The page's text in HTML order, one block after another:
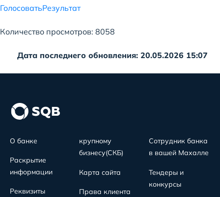
ГолосоватьРезультат
Количество просмотров: 8058
Дата последнего обновления: 20.05.2026 15:07
О банке
Раскрытие
информации
Реквизиты
крупному
бизнесу(СКБ)
Карта сайта
Права клиента
Сотрудник банка
в вашей Махалле
Тендеры и
конкурсы